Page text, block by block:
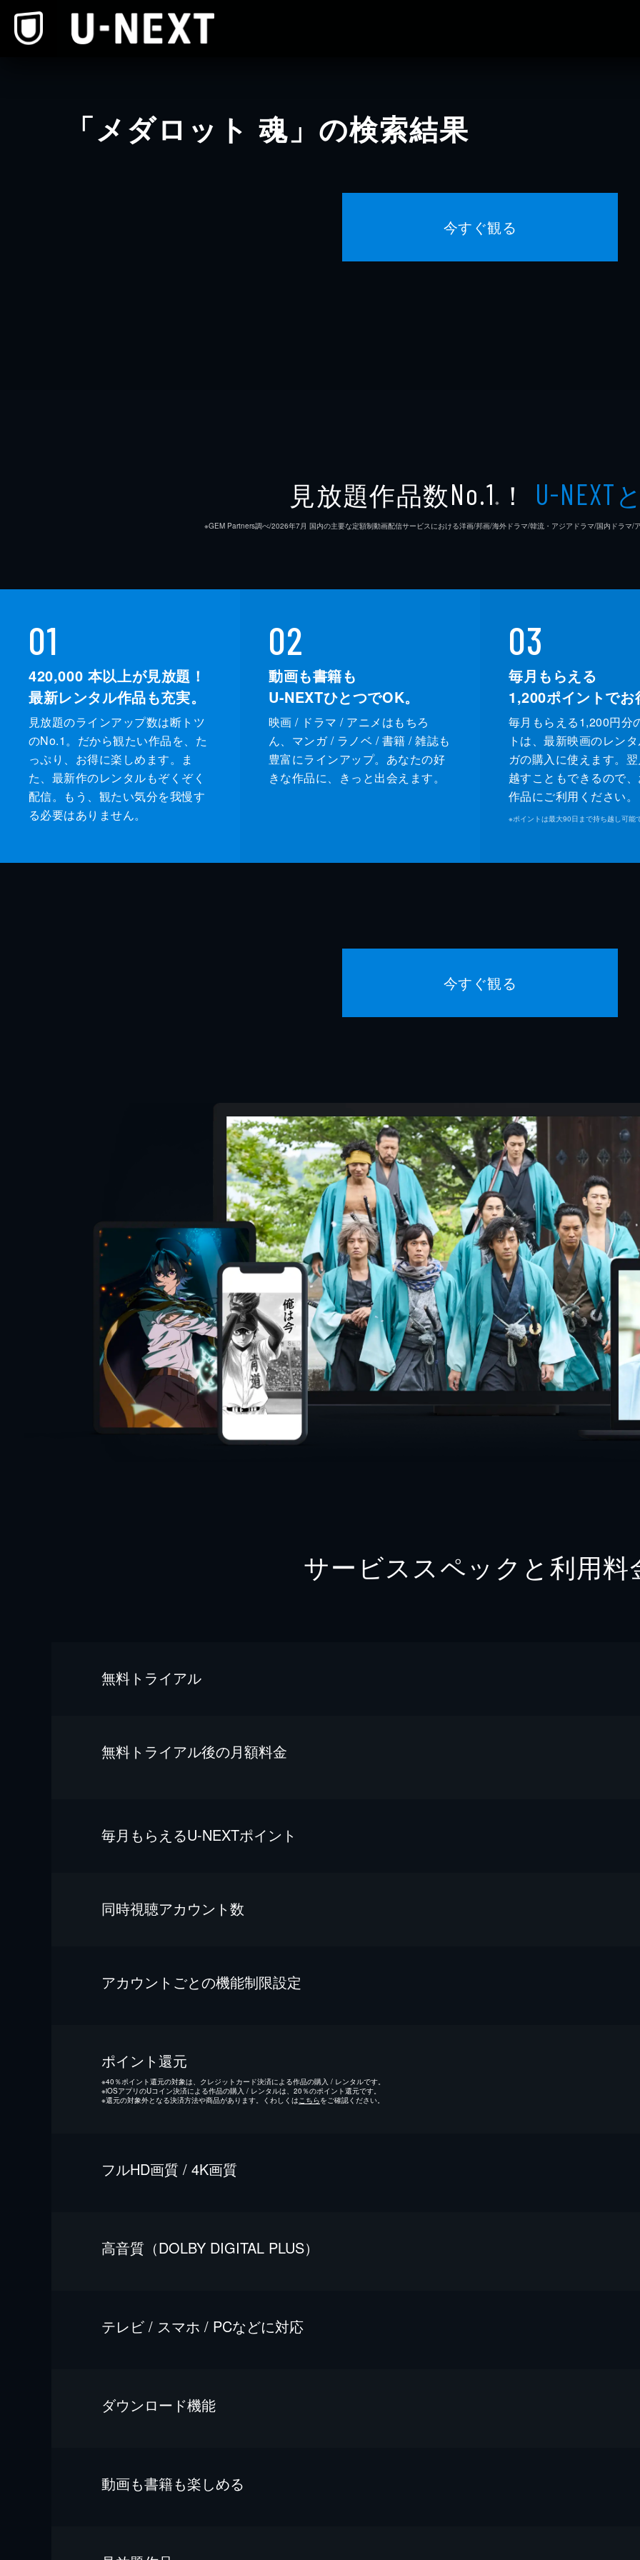
「メダロット 魂」の検索結果
今すぐ観る
見放題作品数No.1 ※ ！ U-NEXT
※GEM Partners調べ/2026年7⽉ 国内の主要な定額制動画配信サービスにおける洋画/邦画/海外ドラマ/韓流・アジアドラマ/国内ドラマ/
01
420,000 本以上が見放題！
最新レンタル作品も充実。
見放題のラインアップ数は断トツ
のNo.1。だから観たい作品を、た
っぷり、お得に楽しめます。ま
た、最新作のレンタルもぞくぞく
配信。もう、観たい気分を我慢す
る必要はありません。
02
動画も書籍も
U-NEXTひとつでOK。
映画 / ドラマ / アニメはもちろ
ん、マンガ / ラノベ / 書籍 / 雑誌も
豊富にラインアップ。あなたの好
きな作品に、きっと出会えます。
03
毎月もらえる
1,200ポイントでお
毎月もらえる1,200円分
トは、最新映画のレン
ガの購入に使えます。
越すこともできるので
作品にご利用ください。
※ポイントは最大90日まで持ち越し可能
今すぐ観る
サービススペックと利用料
無料トライアル
無料トライアル後の⽉額料金
毎⽉もらえるU-NEXTポイント
同時視聴アカウント数
アカウントごとの機能制限設定
ポイント還元
※40％ポイント還元の対象は、クレジットカード決済による作品の購入 / レンタルです。
※iOSアプリのUコイン決済による作品の購入 / レンタルは、20％のポイント還元です。
※還元の対象外となる決済方法や商品があります。くわしくはこちらをご確認ください。
フルHD画質 / 4K画質
⾼⾳質（DOLBY DIGITAL PLUS）
テレビ / スマホ / PCなどに対応
ダウンロード機能
動画も書籍も楽しめる